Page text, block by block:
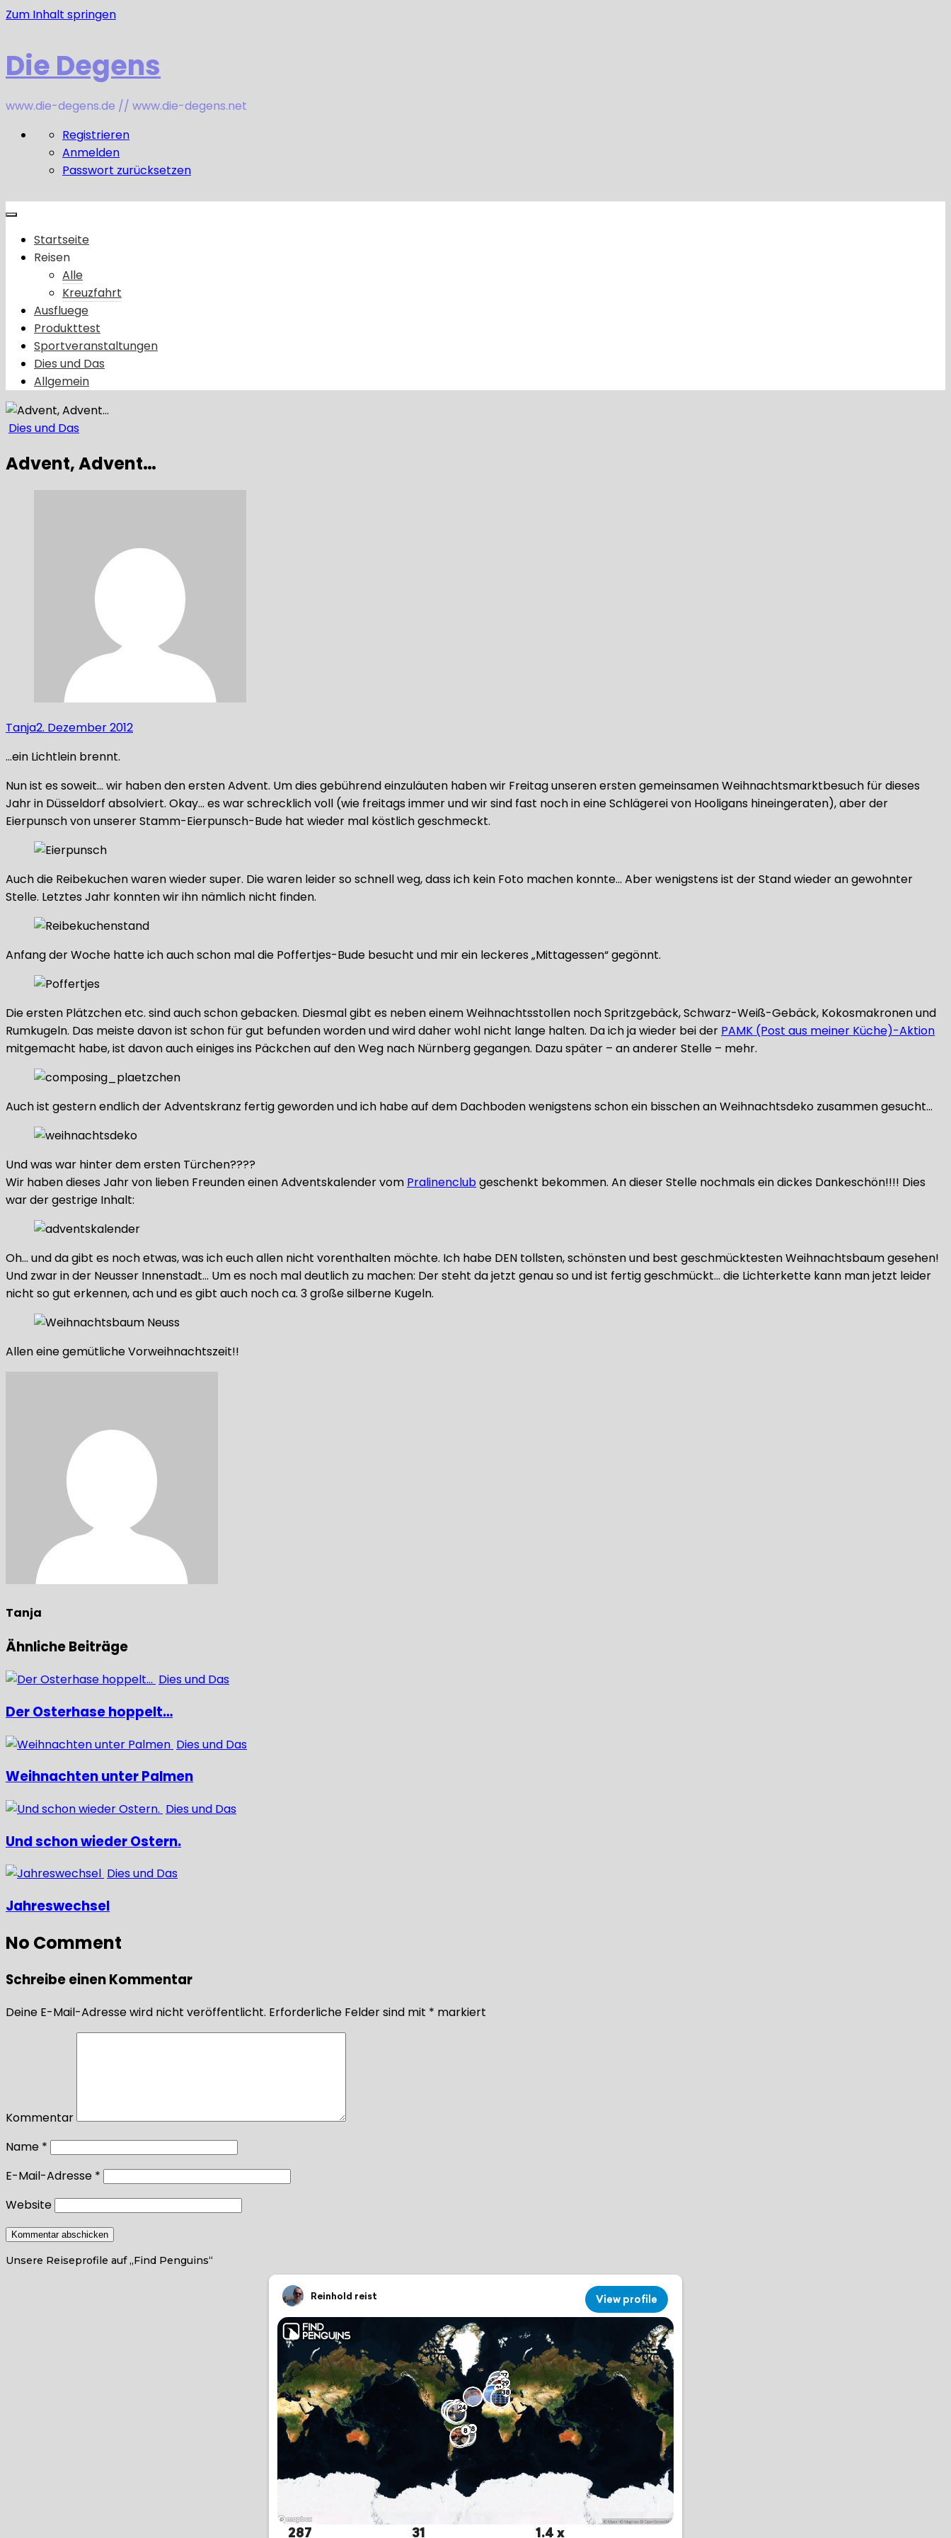
Zum Inhalt springen
Die Degens
www.die-degens.de // www.die-degens.net
Registrieren
Anmelden
Passwort zurücksetzen
Startseite
Reisen
Alle
Kreuzfahrt
Ausfluege
Produkttest
Sportveranstaltungen
Dies und Das
Allgemein
Dies und Das
Advent, Advent…
Tanja2. Dezember 2012
…ein Lichtlein brennt.
Nun ist es soweit… wir haben den ersten Advent. Um dies gebührend einzuläuten haben wir Freitag unseren ersten gemeinsamen Weihnachtsmarktbesuch für dieses
Jahr in Düsseldorf absolviert. Okay… es war schrecklich voll (wie freitags immer und wir sind fast noch in eine Schlägerei von Hooligans hineingeraten), aber der
Eierpunsch von unserer Stamm-Eierpunsch-Bude hat wieder mal köstlich geschmeckt.
Auch die Reibekuchen waren wieder super. Die waren leider so schnell weg, dass ich kein Foto machen konnte… Aber wenigstens ist der Stand wieder an gewohnter
Stelle. Letztes Jahr konnten wir ihn nämlich nicht finden.
Anfang der Woche hatte ich auch schon mal die Poffertjes-Bude besucht und mir ein leckeres „Mittagessen“ gegönnt.
Die ersten Plätzchen etc. sind auch schon gebacken. Diesmal gibt es neben einem Weihnachtsstollen noch Spritzgebäck, Schwarz-Weiß-Gebäck, Kokosmakronen und
Rumkugeln. Das meiste davon ist schon für gut befunden worden und wird daher wohl nicht lange halten. Da ich ja wieder bei der PAMK (Post aus meiner Küche)-Aktion
mitgemacht habe, ist davon auch einiges ins Päckchen auf den Weg nach Nürnberg gegangen. Dazu später – an anderer Stelle – mehr.
Auch ist gestern endlich der Adventskranz fertig geworden und ich habe auf dem Dachboden wenigstens schon ein bisschen an Weihnachtsdeko zusammen gesucht…
Und was war hinter dem ersten Türchen????
Wir haben dieses Jahr von lieben Freunden einen Adventskalender vom Pralinenclubgeschenkt bekommen. An dieser Stelle nochmals ein dickes Dankeschön!!!! Dies
war der gestrige Inhalt:
Oh… und da gibt es noch etwas, was ich euch allen nicht vorenthalten möchte. Ich habe DEN tollsten, schönsten und best geschmücktesten Weihnachtsbaum gesehen!
Und zwar in der Neusser Innenstadt… Um es noch mal deutlich zu machen: Der steht da jetzt genau so und ist fertig geschmückt… die Lichterkette kann man jetzt leider
nicht so gut erkennen, ach und es gibt auch noch ca. 3 große silberne Kugeln.
Allen eine gemütliche Vorweihnachtszeit!!
Tanja
Ähnliche Beiträge
Dies und Das
Der Osterhase hoppelt…
Dies und Das
Weihnachten unter Palmen
Dies und Das
Und schon wieder Ostern.
Dies und Das
Jahreswechsel
No Comment
Schreibe einen Kommentar
Deine E-Mail-Adresse wird nicht veröffentlicht. Erforderliche Felder sind mit * markiert
Kommentar
Name *
E-Mail-Adresse *
Website
Unsere Reiseprofile auf „Find Penguins“